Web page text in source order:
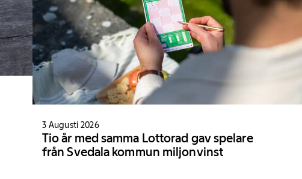
3 Augusti 2026
Tio år med samma Lottorad gav spelare
från Svedala kommun miljonvinst